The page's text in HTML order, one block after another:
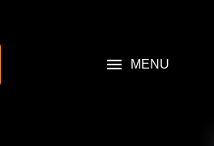
menu MENU